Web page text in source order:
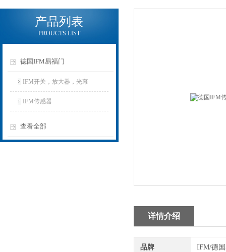
产品列表
PROUCTS LIST
德国IFM易福门
IFM开关，放大器，光幕
IFM传感器
查看全部
详情介绍
品牌 IFM/德